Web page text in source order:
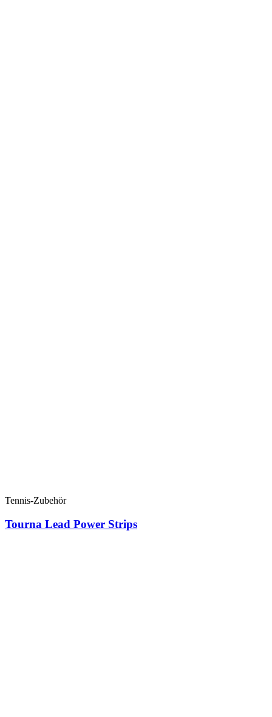
Tennis-Zubehör
Tourna Lead Power Strips